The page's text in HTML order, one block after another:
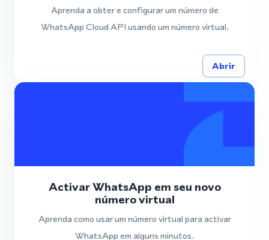
Aprenda a obter e configurar um número de
WhatsApp Cloud API usando um número virtual.
Abrir
Activar WhatsApp em seu novo
número virtual
Aprenda como usar um número virtual para activar
WhatsApp em alguns minutos.